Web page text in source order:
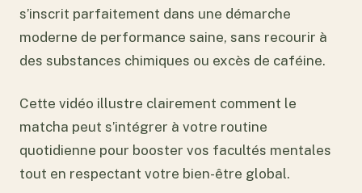
s’inscrit parfaitement dans une démarche
moderne de performance saine, sans recourir à
des substances chimiques ou excès de caféine.
Cette vidéo illustre clairement comment le
matcha peut s’intégrer à votre routine
quotidienne pour booster vos facultés mentales
tout en respectant votre bien-être global.